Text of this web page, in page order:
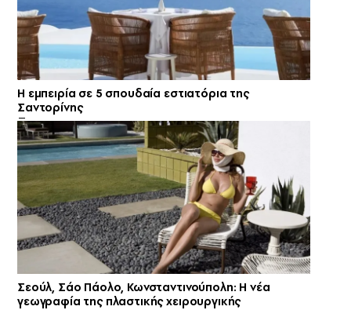
Η εμπειρία σε 5 σπουδαία εστιατόρια της
Σαντορίνης
Σεούλ, Σάο Πάολο, Κωνσταντινούπολη: Η νέα
γεωγραφία της πλαστικής χειρουργικής